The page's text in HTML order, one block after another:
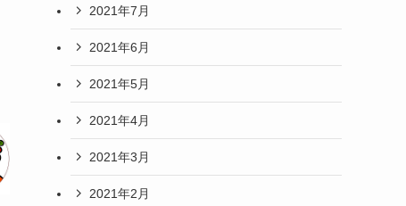
2021年7月
2021年6月
2021年5月
2021年4月
2021年3月
2021年2月